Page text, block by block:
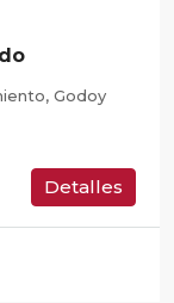
Godoy
Detalles